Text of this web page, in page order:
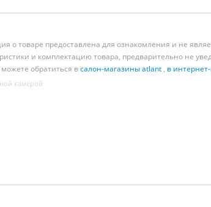
товаре предоставлена для ознакомления и не
и комплектацию товара, предварительно не
обратиться всалон-магазины atlant, в
камерой